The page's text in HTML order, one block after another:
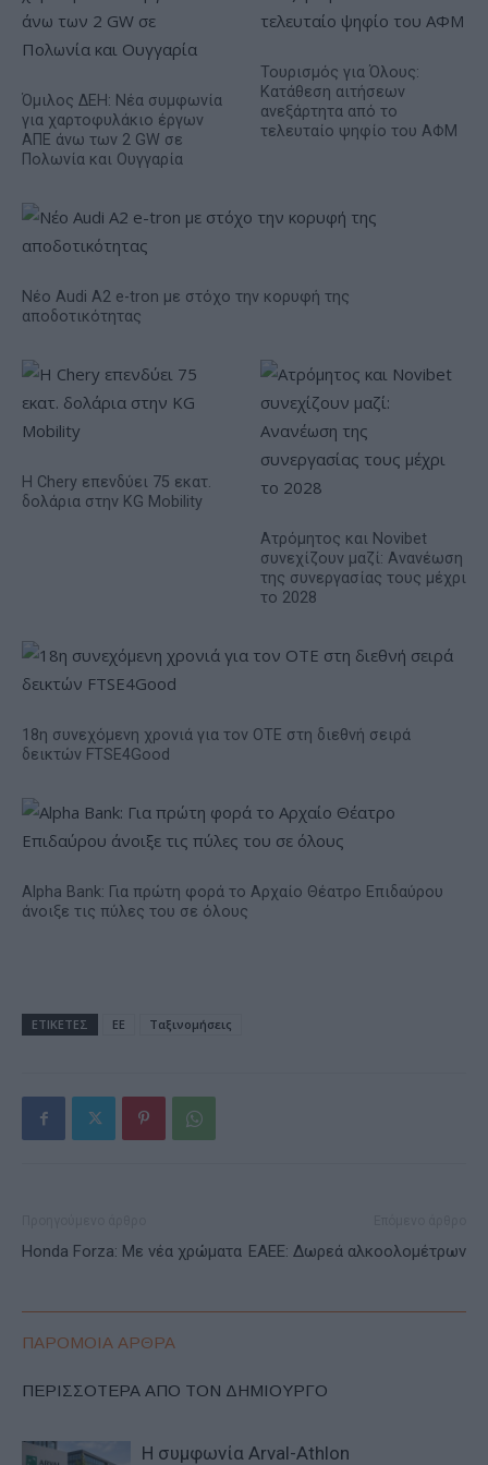
Όμιλος ΔΕΗ: Νέα συμφωνία
για χαρτοφυλάκιο έργων
ΑΠΕ άνω των 2 GW σε
Πολωνία και Ουγγαρία
Τουρισμός για Όλους:
Kατάθεση αιτήσεων
ανεξάρτητα από το
τελευταίο ψηφίο του ΑΦΜ
Νέο Audi A2 e-tron με στόχο την κορυφή της
αποδοτικότητας
Η Chery επενδύει 75 εκατ.
δολάρια στην KG Mobility
Ατρόμητος και Novibet
συνεχίζουν μαζί: Ανανέωση
της συνεργασίας τους μέχρι
το 2028
18η συνεχόμενη χρονιά για τον ΟΤΕ στη διεθνή σειρά
δεικτών FTSE4Good
Alpha Bank: Για πρώτη φορά το Αρχαίο Θέατρο Επιδαύρου
άνοιξε τις πύλες του σε όλους
ΕΤΙΚΕΤΕΣ ΕΕ Ταξινομήσεις
Honda Forza: Με νέα χρώματα ΕΑΕΕ: Δωρεά αλκοολομέτρων
ΠΑΡΟΜΟΙΑ ΑΡΘΡΑ
ΠΕΡΙΣΣΟΤΕΡΑ ΑΠΟ ΤΟΝ ΔΗΜΙΟΥΡΓΟ
Η συμφωνία Arval-Athlon